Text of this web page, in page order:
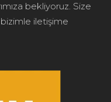
bekliyoruz. Size
bizimle iletişime